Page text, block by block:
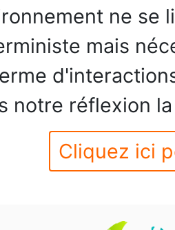
ne se
mais
notre réflexion
Cliquez ici